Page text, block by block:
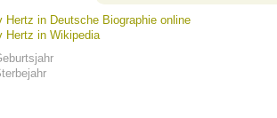
Hertz in Deutsche Biographie online
Hertz in Wikipedia